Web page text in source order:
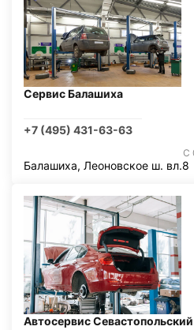
Сервис Балашиха
+7 (495) 431-63-63
С
Балашиха, Леоновское ш. вл.8
Автосервис Севастопольский